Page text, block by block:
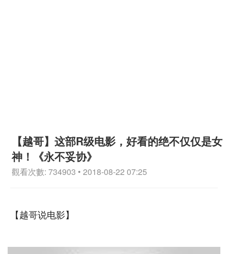
【越哥】这部R级电影，好看的绝不仅仅是女
神！《永不妥协》
觀看次數: 734903 • 2018-08-22 07:25
【越哥说电影】